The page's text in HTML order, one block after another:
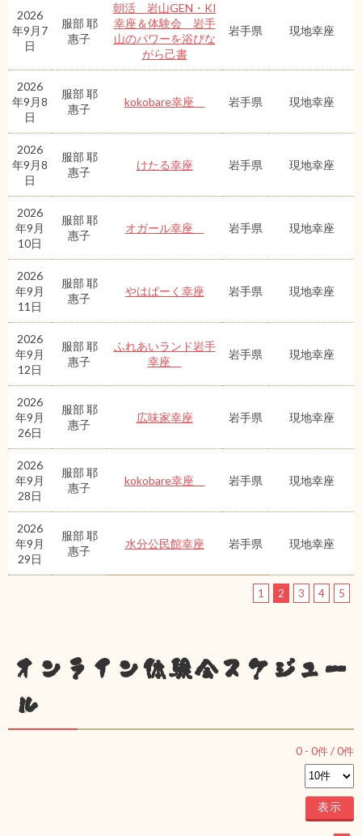
2026
年9月7
日
服部 耶
惠子
朝活 岩山GEN・KI
幸座＆体験会 岩手
山のパワーを浴びな
がら己書
岩手県 現地幸座
2026
年9月8
日
服部 耶
惠子
kokobare幸座 岩手県 現地幸座
2026
年9月8
日
服部 耶
惠子
けたる幸座 岩手県 現地幸座
2026
年9月
10日
服部 耶
惠子
オガール幸座 岩手県 現地幸座
2026
年9月
11日
服部 耶
惠子
やはぱーく幸座 岩手県 現地幸座
2026
年9月
12日
服部 耶
惠子
ふれあいランド岩手
幸座
岩手県 現地幸座
2026
年9月
26日
服部 耶
惠子
広味家幸座 岩手県 現地幸座
2026
年9月
28日
服部 耶
惠子
kokobare幸座 岩手県 現地幸座
2026
年9月
29日
服部 耶
惠子
水分公民館幸座 岩手県 現地幸座
1 2 3 4 5
オンライン体験会スケジュー
ル
0 - 0件 /0件